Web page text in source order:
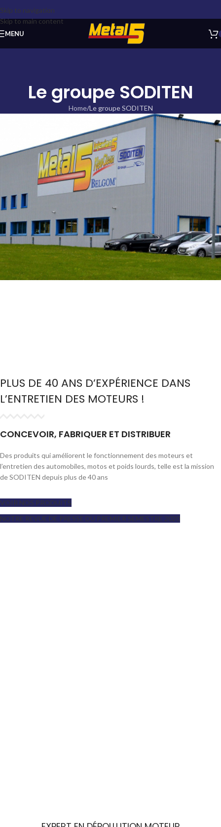
Skip to navigation
Skip to main content
MENU
Le groupe SODITEN
Home Le groupe SODITEN
PLUS DE 40 ANS D’EXPÉRIENCE DANS
L’ENTRETIEN DES MOTEURS !
CONCEVOIR, FABRIQUER ET DISTRIBUER
Des produits qui améliorent le fonctionnement des moteurs et
l’entretien des automobiles, motos et poids lourds, telle est la mission
de SODITEN depuis plus de 40 ans
VOIR NOS PRODUITS
NOTRE REVUE DE PRESSE DU PREMIER SEMESTRE 2020